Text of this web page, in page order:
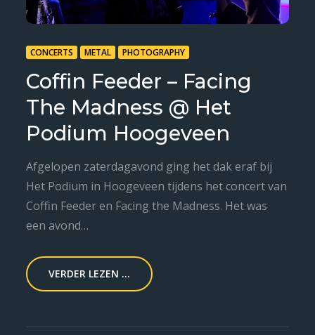
CONCERTS METAL PHOTOGRAPHY
Coffin Feeder – Facing
The Madness @ Het
Podium Hoogeveen
Afgelopen zaterdagavond ging het dak eraf bij
Het Podium in Hoogeveen tijdens het concert van
Coffin Feeder en Facing the Madness. Het was
een avond…
VERDER LEZEN ...